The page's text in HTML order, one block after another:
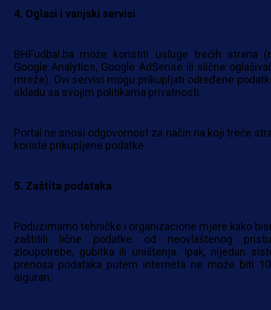
4. Oglasi i vanjski servisi
BHFudbal.ba može koristiti usluge trećih strana
Google Analytics, Google AdSense ili slične
mreže). Ovi servisi mogu prikupljati određene
skladu sa svojim politikama privatnosti.
Portal ne snosi odgovornost za način na koji treće
koriste prikupljene podatke.
5. Zaštita podataka
Poduzimamo tehničke i organizacione mjere kako
zaštitili lične podatke od neovlaštenog
zloupotrebe, gubitka ili uništenja. Ipak, nijedan
prenosa podataka putem interneta ne može biti
siguran.